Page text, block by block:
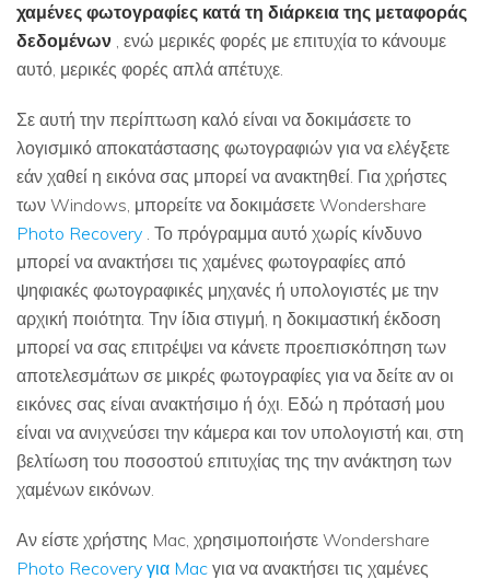
χαμένες φωτογραφίες κατά τη διάρκεια της μεταφοράς
δεδομένων , ενώ μερικές φορές με επιτυχία το κάνουμε
αυτό, μερικές φορές απλά απέτυχε.
Σε αυτή την περίπτωση καλό είναι να δοκιμάσετε το
λογισμικό αποκατάστασης φωτογραφιών για να ελέγξετε
εάν χαθεί η εικόνα σας μπορεί να ανακτηθεί. Για χρήστες
των Windows, μπορείτε να δοκιμάσετε Wondershare
Photo Recovery . Το πρόγραμμα αυτό χωρίς κίνδυνο
μπορεί να ανακτήσει τις χαμένες φωτογραφίες από
ψηφιακές φωτογραφικές μηχανές ή υπολογιστές με την
αρχική ποιότητα. Την ίδια στιγμή, η δοκιμαστική έκδοση
μπορεί να σας επιτρέψει να κάνετε προεπισκόπηση των
αποτελεσμάτων σε μικρές φωτογραφίες για να δείτε αν οι
εικόνες σας είναι ανακτήσιμο ή όχι. Εδώ η πρότασή μου
είναι να ανιχνεύσει την κάμερα και τον υπολογιστή και, στη
βελτίωση του ποσοστού επιτυχίας της την ανάκτηση των
χαμένων εικόνων.
Αν είστε χρήστης Mac, χρησιμοποιήστε Wondershare
Photo Recovery για Mac για να ανακτήσει τις χαμένες